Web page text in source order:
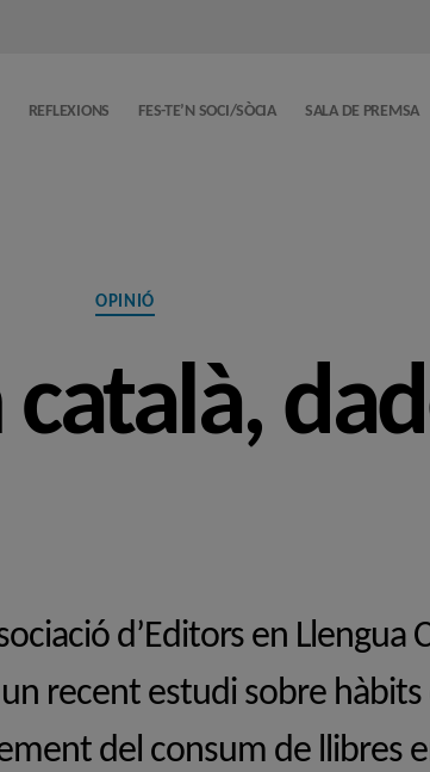
REFLEXIONS FES-TE’N SOCI/SÒCIA SALA DE PREMSA
Categories
OPINIÓ
d’Editors en Llengua
recent estudi sobre
del consum de llibres